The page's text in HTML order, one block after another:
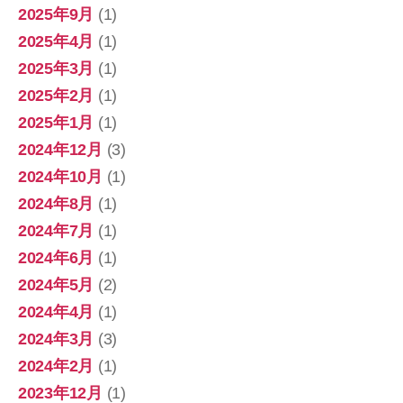
2025年9月 (1)
2025年4月 (1)
2025年3月 (1)
2025年2月 (1)
2025年1月 (1)
2024年12月 (3)
2024年10月 (1)
2024年8月 (1)
2024年7月 (1)
2024年6月 (1)
2024年5月 (2)
2024年4月 (1)
2024年3月 (3)
2024年2月 (1)
2023年12月 (1)